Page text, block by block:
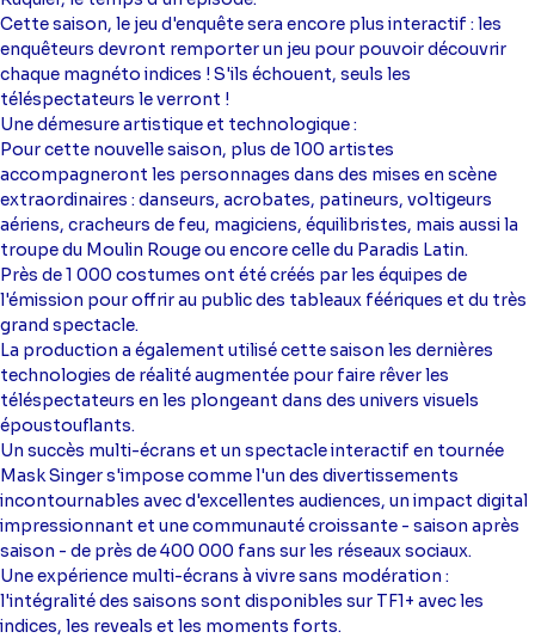
Cette saison, le jeu d'enquête sera encore plus interactif : les
enquêteurs devront remporter un jeu pour pouvoir découvrir
chaque magnéto indices ! S'ils échouent, seuls les
téléspectateurs le verront !
Une démesure artistique et technologique :
Pour cette nouvelle saison, plus de 100 artistes
accompagneront les personnages dans des mises en scène
extraordinaires : danseurs, acrobates, patineurs, voltigeurs
aériens, cracheurs de feu, magiciens, équilibristes, mais aussi la
troupe du Moulin Rouge ou encore celle du Paradis Latin.
Près de 1 000 costumes ont été créés par les équipes de
l'émission pour offrir au public des tableaux féériques et du très
grand spectacle.
La production a également utilisé cette saison les dernières
technologies de réalité augmentée pour faire rêver les
téléspectateurs en les plongeant dans des univers visuels
époustouflants.
Un succès multi-écrans et un spectacle interactif en tournée
Mask Singer s'impose comme l'un des divertissements
incontournables avec d'excellentes audiences, un impact digital
impressionnant et une communauté croissante - saison après
saison - de près de 400 000 fans sur les réseaux sociaux.
Une expérience multi-écrans à vivre sans modération :
l'intégralité des saisons sont disponibles sur TF1+ avec les
indices, les reveals et les moments forts.